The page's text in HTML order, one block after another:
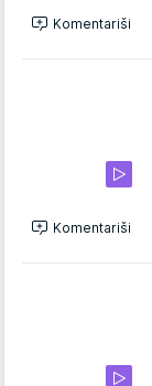
Komentariši
Komentariši